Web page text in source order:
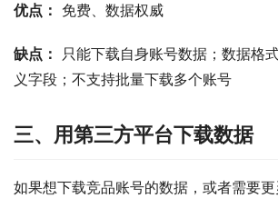
优点： 免费、数据权威
缺点：
只能下载自身账号数据；数据格
义字段；不支持批量下载多个账号
三、用第三方平台下载数据
如果想下载竞品账号的数据，或者需要